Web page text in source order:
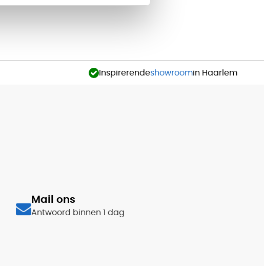
Inspirerendeshowroomin Haarlem
Mail ons
Antwoord binnen 1 dag